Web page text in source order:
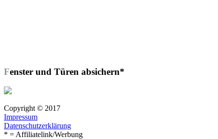
Fenster und Türen absichern*
Copyright © 2017
Impressum
Datenschutzerklärung
* = Affiliatelink/Werbung